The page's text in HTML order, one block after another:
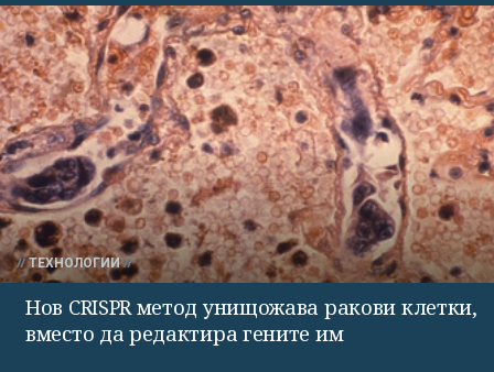
ТЕХНОЛОГИИ
Нов CRISPR метод унищожава ракови клетки,
вместо да редактира гените им